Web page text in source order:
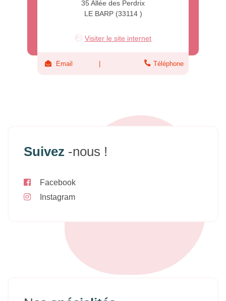
35 Allée des Perdrix
LE BARP (33114 )
Visiter le site internet
Email Téléphone
Suivez -nous !
Facebook
Instagram